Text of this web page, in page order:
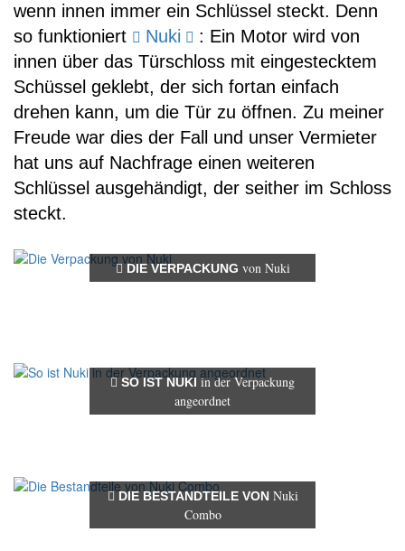
wenn innen immer ein Schlüssel steckt. Denn
so funktioniert
Nuki
: Ein Motor wird von
innen über das Türschloss mit eingestecktem
Schüssel geklebt, der sich fortan einfach
drehen kann, um die Tür zu öffnen. Zu meiner
Freude war dies der Fall und unser Vermieter
hat uns auf Nachfrage einen weiteren
Schlüssel ausgehändigt, der seither im Schloss
steckt.
DIE VERPACKUNG von Nuki
SO IST NUKI in der Verpackung
angeordnet
DIE BESTANDTEILE VON Nuki
Combo